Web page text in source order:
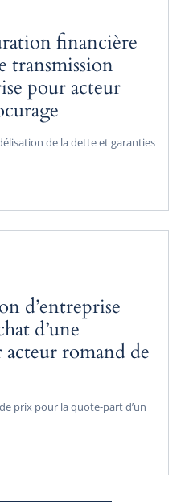
financière
transmission
pour acteur
de la dette et garanties
d’entreprise
d’une
romand de
prix pour la quote-part d’un